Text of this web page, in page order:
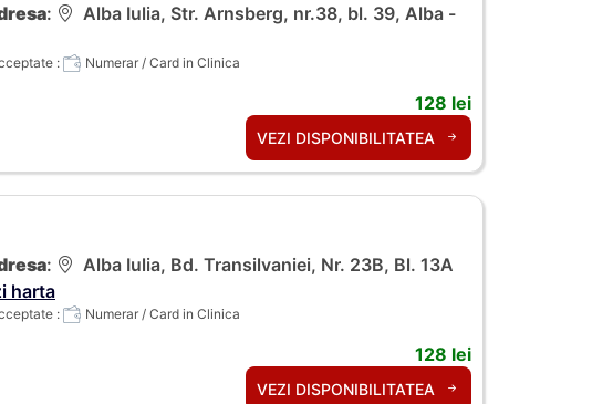
:
Alba Iulia, Str. Arnsberg, nr.38, bl. 39, Alba -
: Numerar / Card in Clinica
128 lei
VEZI DISPONIBILITATEA
:
Alba Iulia, Bd. Transilvaniei, Nr. 23B, Bl. 13A
harta
: Numerar / Card in Clinica
128 lei
VEZI DISPONIBILITATEA